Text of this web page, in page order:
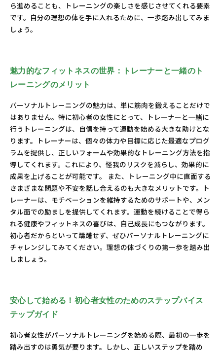
ら進めることも、トレーニングの楽しさを感じさせてくれる要素
です。自分の理想の体を手に入れるために、一歩踏み出してみま
しょう。
魅力的なフィットネスの世界：トレーナーと一緒のト
レーニングのメリット
パーソナルトレーニングの魅力は、単に筋肉を鍛えることだけで
はありません。特に初心者の女性にとって、トレーナーと一緒に
行うトレーニングは、自信を持って運動を始める大きな助けとな
ります。トレーナーは、個々の体力や目標に応じた最適なプログ
ラムを提供し、正しいフォームや効果的なトレーニング方法を指
導してくれます。これにより、怪我のリスクを減らし、効果的に
成果を上げることが可能です。 また、トレーニング中に直面する
さまざまな問題や不安を話し合えるのも大きなメリットです。ト
レーナーは、モチベーションを維持するためのサポートや、メン
タル面での励ましを提供してくれます。運動を続けることで得ら
れる健康やフィットネスの喜びは、自己成長にもつながります。
初心者だからといって躊躇せず、ぜひパーソナルトレーニングに
チャレンジしてみてください。理想の体づくりの第一歩を踏み出
しましょう。
安心して始める！初心者女性のためのステップバイス
テップガイド
初心者女性がパーソナルトレーニングを始める際、最初の一歩を
踏み出すのは勇気が要ります。しかし、正しいステップを踏め